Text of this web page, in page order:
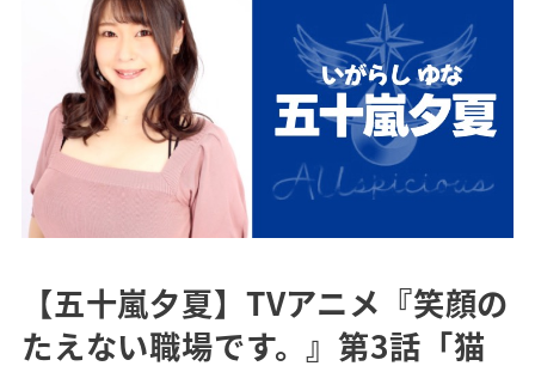
【五十嵐夕夏】TVアニメ『笑顔の
たえない職場です。』第3話「猫